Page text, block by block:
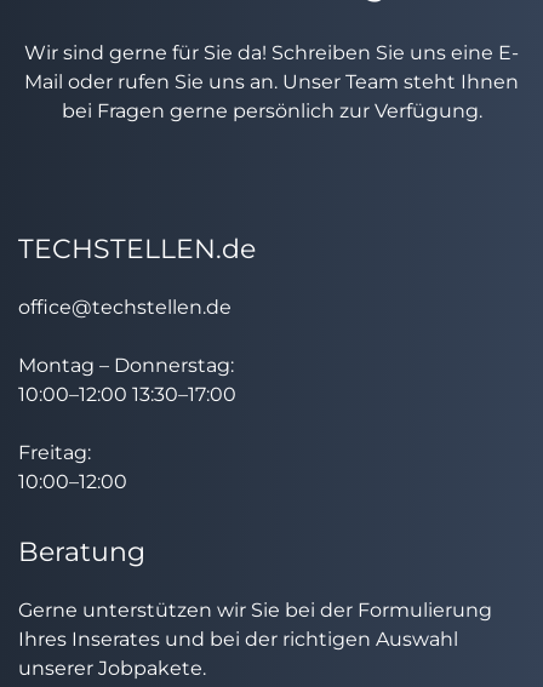
Wir sind gerne für Sie da! Schreiben Sie uns eine E-
Mail oder rufen Sie uns an. Unser Team steht Ihnen
bei Fragen gerne persönlich zur Verfügung.
TECHSTELLEN.de
office@techstellen.de
Montag – Donnerstag:
10:00–12:00 13:30–17:00
Freitag:
10:00–12:00
Beratung
Gerne unterstützen wir Sie bei der Formulierung
Ihres Inserates und bei der richtigen Auswahl
unserer Jobpakete.